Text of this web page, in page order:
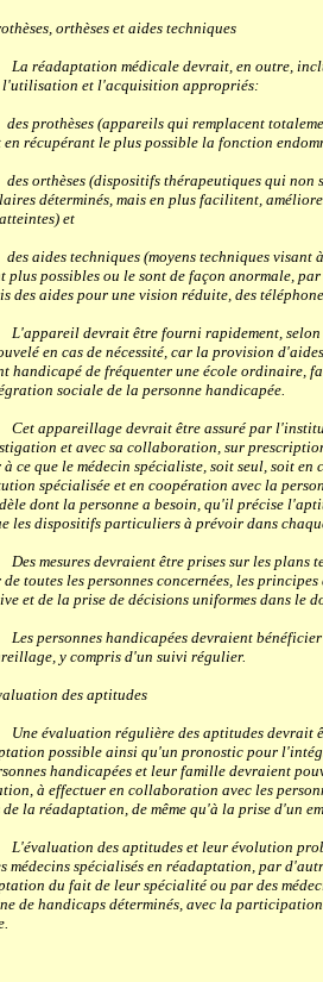
orthèses et aides techniques
réadaptation médicale devrait, en outre,
l'utilisation et l'acquisition appropriés:
prothèses (appareils qui remplacent
en récupérant le plus possible la fonction
orthèses (dispositifs thérapeutiques qui non
déterminés, mais en plus facilitent,
et
aides techniques (moyens techniques visant à
plus possibles ou le sont de façon anormale,
des aides pour une vision réduite, des
devrait être fourni rapidement, selon
en cas de nécessité, car la provision
handicapé de fréquenter une école ordinaire,
sociale de la personne handicapée.
appareillage devrait être assuré par
et avec sa collaboration, sur
ce que le médecin spécialiste, soit seul, soit
spécialisée et en coopération avec la
dont la personne a besoin, qu'il précise
les dispositifs particuliers à prévoir dans
mesures devraient être prises sur les plans
de toutes les personnes concernées, les
et de la prise de décisions uniformes dans le
personnes handicapées devraient
y compris d'un suivi régulier.
des aptitudes
évaluation régulière des aptitudes devrait
possible ainsi qu'un pronostic pour
handicapées et leur famille devraient
à effectuer en collaboration avec les
de la réadaptation, de même qu'à la prise d'un
des aptitudes et leur évolution
médecins spécialisés en réadaptation, par
du fait de leur spécialité ou par des
de handicaps déterminés, avec la